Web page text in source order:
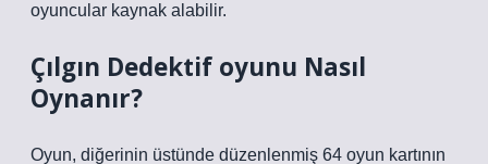
oyuncular kaynak alabilir.
Çılgın Dedektif oyunu Nasıl
Oynanır?
Oyun, diğerinin üstünde düzenlenmiş 64 oyun kartının